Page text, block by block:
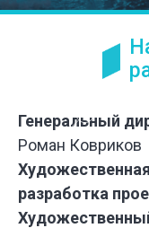
Генеральный
Роман Ковриков
разработка